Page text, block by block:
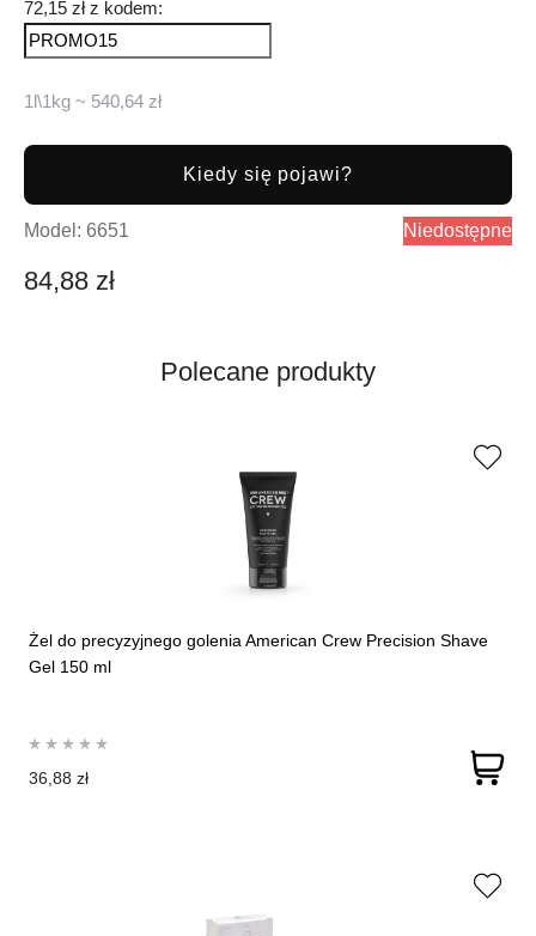
Niedostępne
Model: 6651
84,88 zł
72,15 zł z kodem:
1l\1kg ~ 540,64 zł
Kiedy się pojawi?
Polecane produkty
Żel do precyzyjnego golenia American Crew Precision Shave
Gel 150 ml
36,88 zł